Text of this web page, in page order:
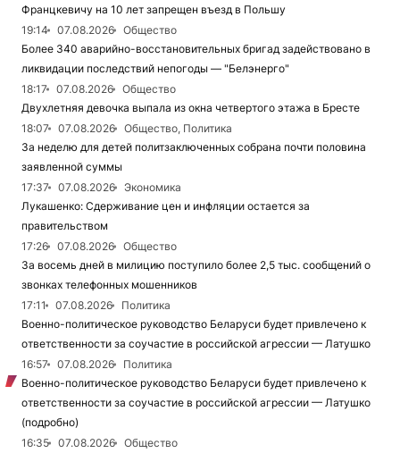
Францкевичу на 10 лет запрещен въезд в Польшу
19:14
07.08.2026
Общество
Более 340 аварийно-восстановительных бригад задействовано в
ликвидации последствий непогоды — "Белэнерго"
18:17
07.08.2026
Общество
Двухлетняя девочка выпала из окна четвертого этажа в Бресте
18:07
07.08.2026
Общество, Политика
За неделю для детей политзаключенных собрана почти половина
заявленной суммы
17:37
07.08.2026
Экономика
Лукашенко: Сдерживание цен и инфляции остается за
правительством
17:26
07.08.2026
Общество
За восемь дней в милицию поступило более 2,5 тыс. сообщений о
звонках телефонных мошенников
17:11
07.08.2026
Политика
Военно-политическое руководство Беларуси будет привлечено к
ответственности за соучастие в российской агрессии — Латушко
16:57
07.08.2026
Политика
Военно-политическое руководство Беларуси будет привлечено к
ответственности за соучастие в российской агрессии — Латушко
(подробно)
16:35
07.08.2026
Общество